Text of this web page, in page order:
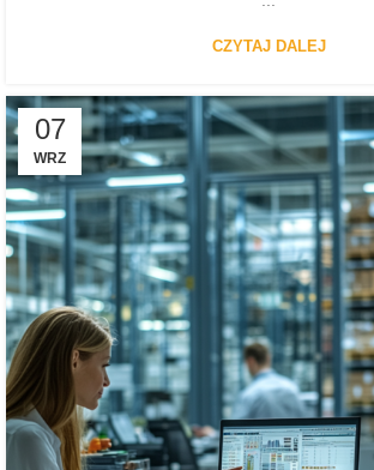
CZYTAJ DALEJ
07
WRZ